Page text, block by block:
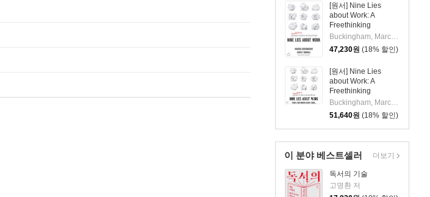
[원서] Nine Lies
about Work: A
Freethinking
Leader's Guide to
the Real World
Buckingham, Marcus / Goodall, Ashley
47,230원 (18% 할인)
[원서] Nine Lies
about Work: A
Freethinking
Leader's Guide to
the Real World
Buckingham, Marcus/ Goodall, Ashley/ Goodall, Ashley (NRT)/ Buckingham, Marcus (NRT)
51,640원 (18% 할인)
이 분야 베스트셀러
독서의 기술
고명환 저
더보기